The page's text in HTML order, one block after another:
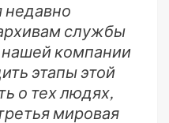
недавно
службы
компании
этапы этой
о тех людях,
мировая